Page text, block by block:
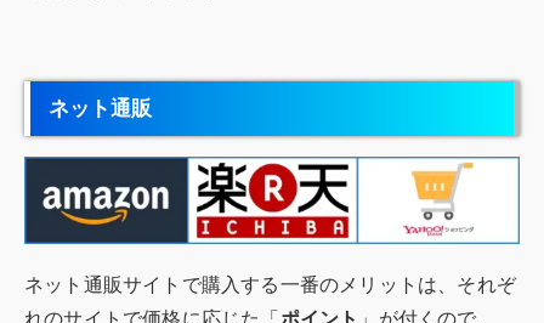
ネット通販
ネット通販サイトで購入する一番のメリットは、それぞ